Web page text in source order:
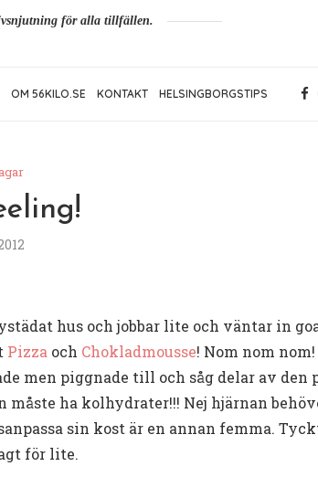
för alla tillfällen.
OM 56KILO.SE KONTAKT HELSINGBORGSTIPS
hus och jobbar lite och väntar in
Pizza och Chokladmousse! Nom nom nom!
men piggnade till och såg delar av den
ha kolhydrater!!! Nej hjärnan
sin kost är en annan femma.
för lite.